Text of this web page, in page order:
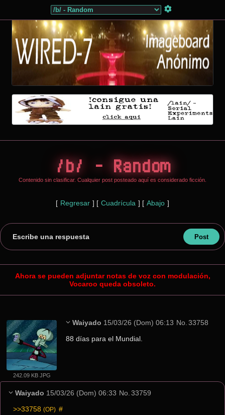
/b/ - Random
Contenido sin clasificar. Cualquier post posteado aquí es considerado ficción.
[ Regresar ] [ Cuadrícula ] [ Abajo ]
Escribe una respuesta
Ahora se pueden adjuntar notas de voz con modulación,
Vocaroo queda obsoleto.
242.09 KB JPG
Waiyado 15/03/26 (Dom) 06:13 No. 33758
88 días para el Mundial.
Waiyado 15/03/26 (Dom) 06:33 No. 33759
>>33758 (OP) #